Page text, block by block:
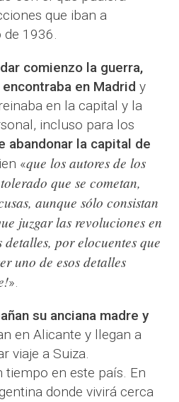
que iban a
de 1936.
comienzo la guerra,
en Madrid y
en la capital y la
incluso para los
abandonar la capital de
«que los autores de los
que se cometan,
aunque sólo consistan
juzgar las revoluciones en
por elocuentes que
uno de esos detalles
».
su anciana madre y
en Alicante y llegan a
viaje a Suiza.
en este país. En
donde vivirá cerca